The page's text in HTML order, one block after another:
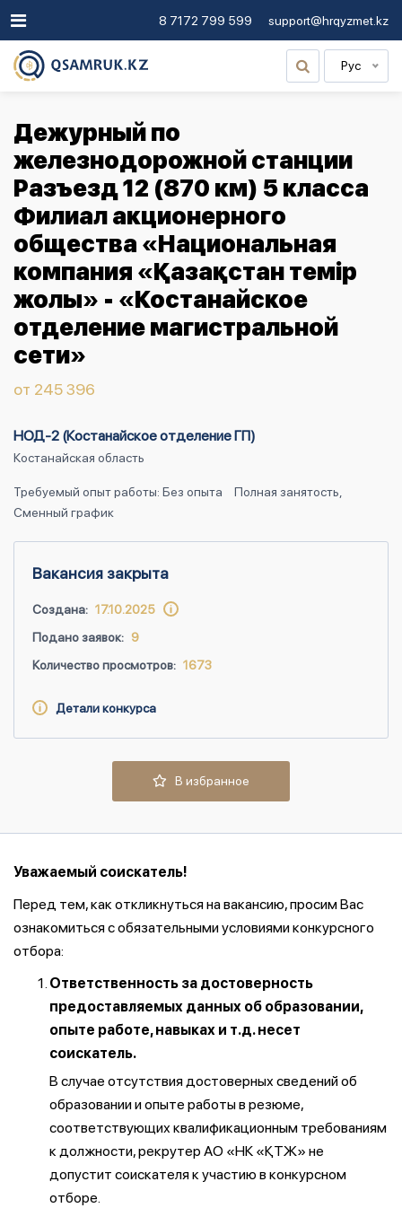
8 7172 799 599 support@hrqyzmet.kz
Рус
Дежурный по
железнодорожной станции
Разъезд 12 (870 км) 5 класса
Филиал акционерного
общества «Национальная
компания «Қазақстан темір
жолы» - «Костанайское
отделение магистральной
сети»
от 245 396
НОД-2 (Костанайское отделение ГП)
Костанайская область
Требуемый опыт работы: Без опыта
Полная занятость,
Сменный график
Вакансия закрыта
Создана: 17.10.2025
Подано заявок: 9
Количество просмотров: 1673
Детали конкурса
В избранное
Уважаемый соискатель!
Перед тем, как откликнуться на вакансию, просим Вас
ознакомиться с обязательными условиями конкурсного
отбора:
Ответственность за достоверность
предоставляемых данных об образовании,
опыте работе, навыках и т.д. несет
соискатель.
В случае отсутствия достоверных сведений об
образовании и опыте работы в резюме,
соответствующих квалификационным требованиям
к должности, рекрутер АО «НК «ҚТЖ» не
допустит соискателя к участию в конкурсном
отборе.